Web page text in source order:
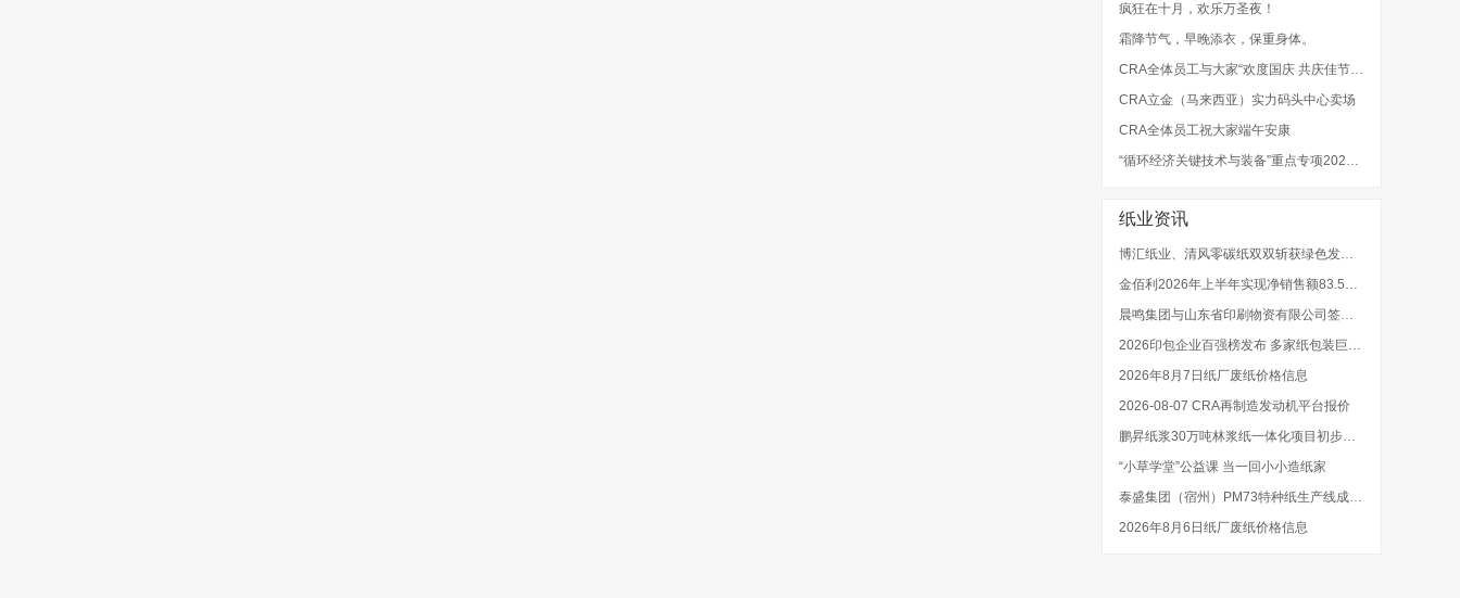
疯狂在十月，欢乐万圣夜！
霜降节气，早晚添衣，保重身体。
CRA全体员工与大家“欢度国庆 共庆佳节”！
CRA立金（马来西亚）实力码头中心卖场
CRA全体员工祝大家端午安康
“循环经济关键技术与装备”重点专项2022年度项目申报指南
纸业资讯
博汇纸业、清风零碳纸双双斩获绿色发展权威大奖
金佰利2026年上半年实现净销售额83.52亿美元
晨鸣集团与山东省印刷物资有限公司签署战略合作协议
2026印包企业百强榜发布 多家纸包装巨头强势入选
2026年8月7日纸厂废纸价格信息
2026-08-07 CRA再制造发动机平台报价
鹏昇纸浆30万吨林浆纸一体化项目初步设计招标启动
“小草学堂”公益课 当一回小小造纸家
泰盛集团（宿州）PM73特种纸生产线成功开机出纸
2026年8月6日纸厂废纸价格信息